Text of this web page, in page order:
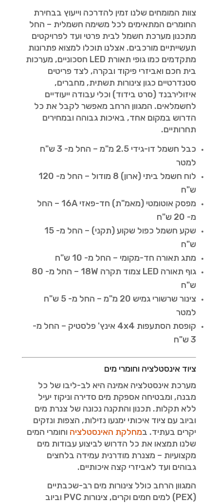
צוות המומחים שלנו זמין להדרכה וייעוץ בבחירת
החומרים המתאימים לכל משימה חשמלית – החל
מתכנון מערכת חשמל לבית פרטי ועד לפרויקטים
תעשייתיים מורכבים. אצלנו תוכלו למצוא פתרונות
מתקדמים כמו גופי תאורת LED חסכוניים, מערכות
בית חכם ואביזרי פיקוד ובקרה, לצד פריטים
סטנדרטיים כגון צינורות תשתית, מחברים,
איזולירבנד (סרט בידוד) וכלי עבודה ייעודיים
לחשמלאים. המגוון הרחב מאפשר לקבל את כל
הדרוש במקום אחד, באיכות גבוהה ובמחירים
תחרותיים.
כבל חשמל דו-גידי 2.5 מ"מ – החל מ- 3 ש"ח
למטר
לוח חשמל ביתי (ארון) 8 מודול – החל מ- 120
ש"ח
מפסק אוטומטי (מאמ"ת) חד-פאזי 16A – החל
מ- 20 ש"ח
שקע חשמל כפול שקוע (תקני) – החל מ- 15
ש"ח
מתג תאורה חד-מקומי – החל מ- 10 ש"ח
גוף תאורה LED צמוד תקרה 18W – החל מ- 80
ש"ח
צינור שרשורי גמיש 20 מ"מ – החל מ- 5 ש"ח
למטר
קופסת הסתעפות 4x4 אינץ' פלסטיק – החל מ-
3 ש"ח
ציוד אינסטלציה וחומרי מים
מערכת אינסטלציה אמינה היא לב-ליבו של כל
מבנה, ומבטיחה אספקת מים סדירה וניקוז יעיל
ללא תקלות. תכנון והתקנה נכונה של צנרת מים
וביוב עם ציוד איכותי ימנעו נזילות, הצפות ונזקים
יקרים בעתיד. במחלקת האינסטלציה וחומרי המים
שלנו תמצאו את כל הדרוש לביצוע עבודות מים
מקצועיות – מצנרת מודרנית עמידה בלחצים
גבוהים ועד לאביזרי קצה איכותיים.
המגוון הרחב כולל צינורות מים רב-שכבתיים
(PEX) למים חמים וקרים, צינורות PVC וביוב